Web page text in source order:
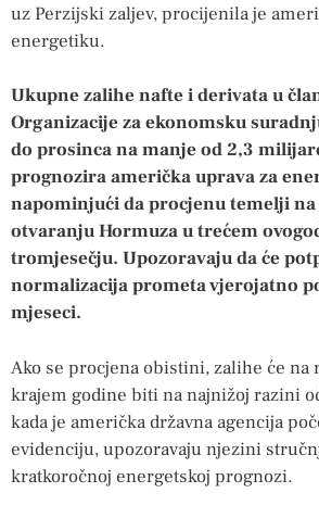
uz Perzijski zaljev, procijenila je
energetiku.
Ukupne zalihe nafte i derivata u
Organizacije za ekonomsku
do prosinca na manje od 2,3
prognozira američka uprava za
napominjući da procjenu temelji
otvaranju Hormuza u trećem
tromjesečju. Upozoravaju da će
normalizacija prometa vjerojatno
mjeseci.
Ako se procjena obistini, zalihe će na
krajem godine biti na najnižoj razini
kada je američka državna agencija
evidenciju, upozoravaju njezini
kratkoročnoj energetskoj prognozi.